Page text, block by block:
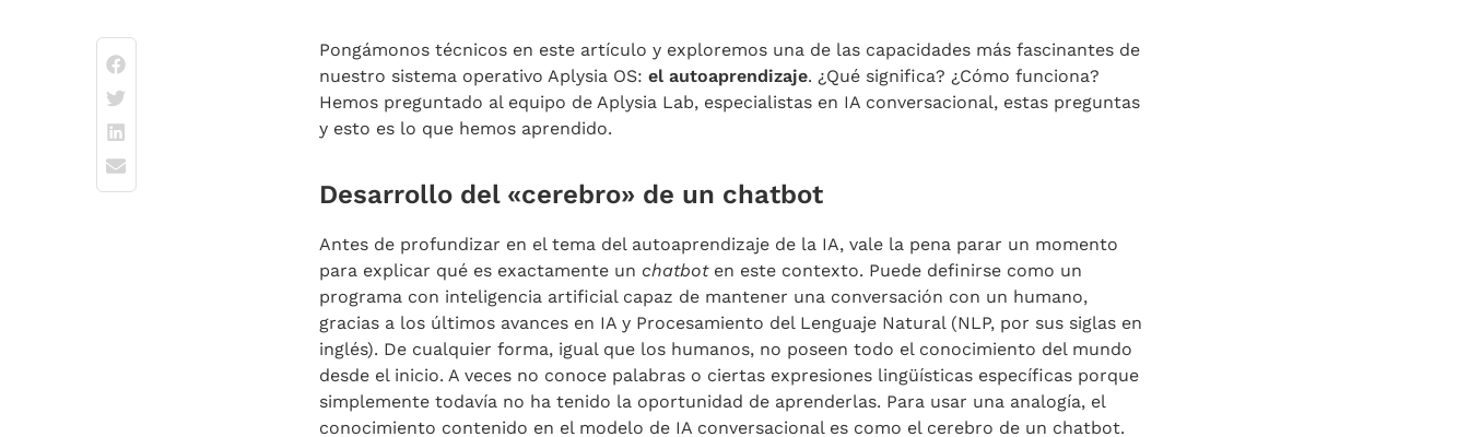
Pongámonos técnicos en este artículo y exploremos una de las capacidades más fascinantes de
nuestro sistema operativo Aplysia OS: el autoaprendizaje. ¿Qué significa? ¿Cómo funciona?
Hemos preguntado al equipo de Aplysia Lab, especialistas en IA conversacional, estas preguntas
y esto es lo que hemos aprendido.
Desarrollo del «cerebro» de un chatbot
Antes de profundizar en el tema del autoaprendizaje de la IA, vale la pena parar un momento
para explicar qué es exactamente un chatboten este contexto. Puede definirse como un
programa con inteligencia artificial capaz de mantener una conversación con un humano,
gracias a los últimos avances en IA y Procesamiento del Lenguaje Natural (NLP, por sus siglas en
inglés). De cualquier forma, igual que los humanos, no poseen todo el conocimiento del mundo
desde el inicio. A veces no conoce palabras o ciertas expresiones lingüísticas específicas porque
simplemente todavía no ha tenido la oportunidad de aprenderlas. Para usar una analogía, el
conocimiento contenido en el modelo de IA conversacional es como el cerebro de un chatbot.